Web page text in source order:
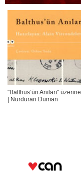
"Balthus’ün Anıları" üzerine
| Nurduran Duman